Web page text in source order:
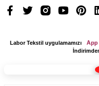
Labor Medikal Tekstil
Labor Tekstil uygulamamızı App